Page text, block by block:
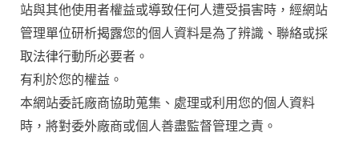
站與其他使用者權益或導致任何人遭受損害時，經網站
管理單位研析揭露您的個人資料是為了辨識、聯絡或採
取法律行動所必要者。
有利於您的權益。
本網站委託廠商協助蒐集、處理或利用您的個人資料
時，將對委外廠商或個人善盡監督管理之責。